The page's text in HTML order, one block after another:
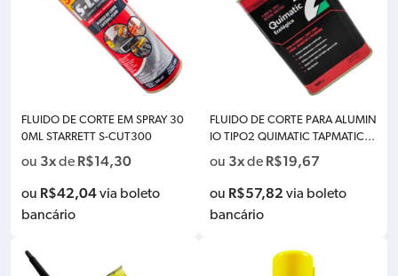
FLUIDO DE CORTE EM SPRAY 30
0ML STARRETT S-CUT300
ou 3xde R$14,30
ou R$42,04via boleto
bancário
FLUIDO DE CORTE PARA ALUMIN
IO TIPO2 QUIMATIC TAPMATIC A
G1 – 500ML
ou 3xde R$19,67
ou R$57,82 via boleto
bancário